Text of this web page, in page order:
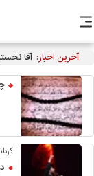
آخرین اخبار: آقا
چله
در